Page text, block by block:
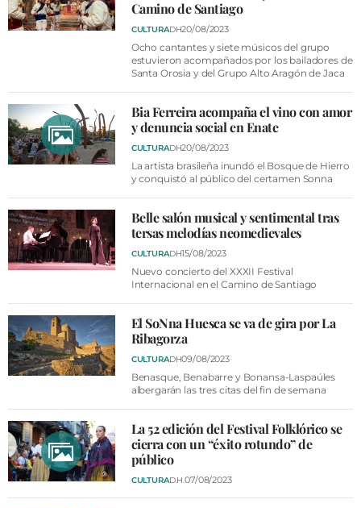
CONTACTAR
FIESTAS EN EL ALTO ARAGÓN
FIESTAS DE SAN LORENZO
AGENDA
CARTELERA
HORÓSCOPO
ESQUELAS
CLUB DEL AMIGO MILITANTE
INICIAR SESIÓN
Camino de Santiago
CULTURADH20/08/2023
Ocho cantantes y siete músicos del grupo
estuvieron acompañados por los bailadores de
Santa Orosia y del Grupo Alto Aragón de Jaca
Bia Ferreira acompaña el vino con amor
y denuncia social en Enate
CULTURADH20/08/2023
La artista brasileña inundó el Bosque de Hierro
y conquistó al público del certamen Sonna
Belle salón musical y sentimental tras
tersas melodías neomedievales
CULTURADH15/08/2023
Nuevo concierto del XXXII Festival
Internacional en el Camino de Santiago
El SoNna Huesca se va de gira por La
Ribagorza
CULTURADH09/08/2023
Benasque, Benabarre y Bonansa-Laspaúles
albergarán las tres citas del fin de semana
La 52 edición del Festival Folklórico se
cierra con un “éxito rotundo” de
público
CULTURAD.H.07/08/2023